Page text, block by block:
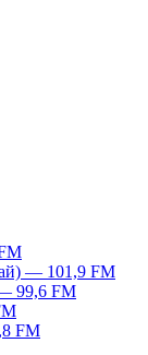
— 101,9 FM
99,6 FM
FM